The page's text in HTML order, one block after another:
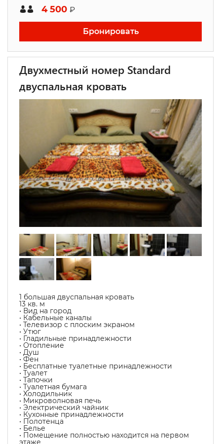
4 500 ₽
Бронировать
Двухместный номер Standard
двуспальная кровать
1 большая двуспальная кровать
13 кв. м
• Вид на город
• Кабельные каналы
• Телевизор с плоским экраном
• Утюг
• Гладильные принадлежности
• Отопление
• Душ
• Фен
• Бесплатные туалетные принадлежности
• Туалет
• Тапочки
• Туалетная бумага
• Холодильник
• Микроволновая печь
• Электрический чайник
• Кухонные принадлежности
• Полотенца
• Белье
• Помещение полностью находится на первом
этаже